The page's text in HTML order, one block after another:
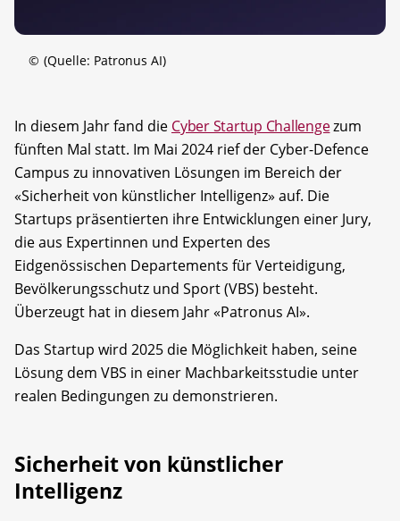
© (Quelle: Patronus AI)
In diesem Jahr fand die Cyber Startup Challengezum
fünften Mal statt. Im Mai 2024 rief der Cyber-Defence
Campus zu innovativen Lösungen im Bereich der
«Sicherheit von künstlicher Intelligenz» auf. Die
Startups präsentierten ihre Entwicklungen einer Jury,
die aus Expertinnen und Experten des
Eidgenössischen Departements für Verteidigung,
Bevölkerungsschutz und Sport (VBS) besteht.
Überzeugt hat in diesem Jahr «Patronus AI».
Das Startup wird 2025 die Möglichkeit haben, seine
Lösung dem VBS in einer Machbarkeitsstudie unter
realen Bedingungen zu demonstrieren.
Sicherheit von künstlicher
Intelligenz